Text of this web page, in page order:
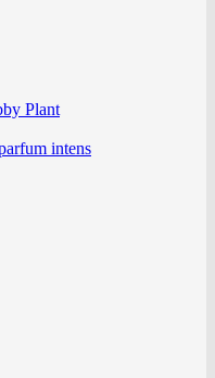
Plant
intens